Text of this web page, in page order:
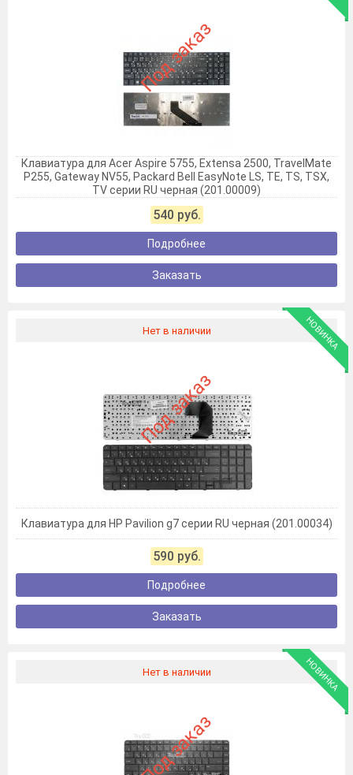
Под заказ
Клавиатура для Acer Aspire 5755, Extensa 2500, TravelMate
P255, Gateway NV55, Packard Bell EasyNote LS, TE, TS, TSX,
TV серии RU черная (201.00009)
540 руб.
Подробнее
Заказать
Нет в наличии НОВИНКА
Под заказ
Клавиатура для HP Pavilion g7 серии RU черная (201.00034)
590 руб.
Подробнее
Заказать
Нет в наличии НОВИНКА
Под заказ